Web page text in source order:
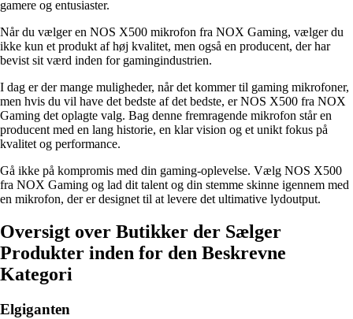
gamere og entusiaster.
Når du vælger en NOS X500 mikrofon fra NOX Gaming, vælger du
ikke kun et produkt af høj kvalitet, men også en producent, der har
bevist sit værd inden for gamingindustrien.
I dag er der mange muligheder, når det kommer til gaming mikrofoner,
men hvis du vil have det bedste af det bedste, er NOS X500 fra NOX
Gaming det oplagte valg. Bag denne fremragende mikrofon står en
producent med en lang historie, en klar vision og et unikt fokus på
kvalitet og performance.
Gå ikke på kompromis med din gaming-oplevelse. Vælg NOS X500
fra NOX Gaming og lad dit talent og din stemme skinne igennem med
en mikrofon, der er designet til at levere det ultimative lydoutput.
Oversigt over Butikker der Sælger
Produkter inden for den Beskrevne
Kategori
Elgiganten